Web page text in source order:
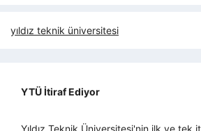
yıldız teknik üniversitesi
YTÜ İtiraf Ediyor
Yıldız Teknik Üniversitesi'nin ilk ve tek